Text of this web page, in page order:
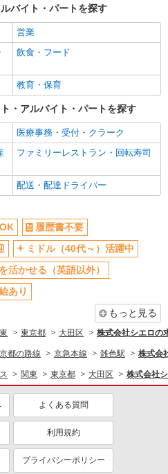
英語が活かせる
ボーナス・賞与あり
日払い
10時～勤務OK
ネイルOK
駅直結・駅チカ
バイク通勤OK
社会保険あり
各種手当（家族・役職・インセン
ティブなど）あり
客サービス
ミドル（40代～）活躍中
社会保険あり
バイト・パートを探す
営業
飲食・フード
教育・保育
・アルバイト・パートを探す
医療事務・受付・クラーク
ファミリーレストラン・回転寿司
配送・配達ドライバー
履歴書不要
ミドル（40代～）活躍中
活かせる（英語以外）
あり
もっと見る
東京都 大田区 株式会社シエロの
都の路線 京急本線 雑色駅 株式会
関東 東京都 大田区 株式会社
よくある質問
利用規約
プライバシーポリシー